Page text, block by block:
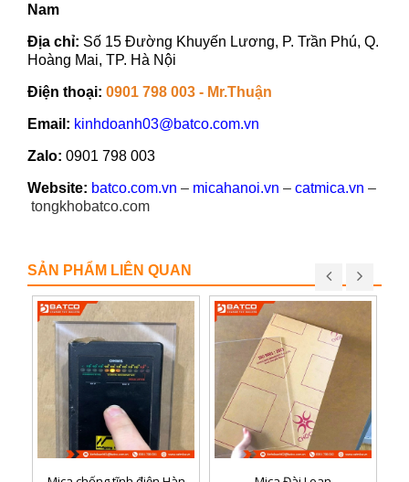
Nam
Địa chỉ: Số 15 Đường Khuyến Lương, P. Trần Phú, Q.
Hoàng Mai, TP. Hà Nội
Điện thoại: 0901 798 003 - Mr.Thuận
Email: kinhdoanh03@batco.com.vn
Zalo: 0901 798 003
Website: batco.com.vn – micahanoi.vn – catmica.vn –
tongkhobatco.com
SẢN PHẨM LIÊN QUAN